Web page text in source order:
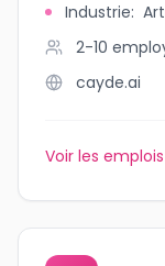
Industrie:
2-10
cayde.ai
Voir les